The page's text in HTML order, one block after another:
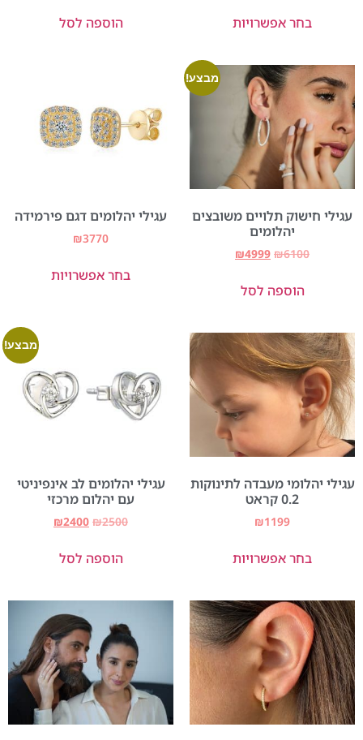
בחר אפשרויות הוספה לסל
מבצע!
עגילי חישוק תלויים משובצים
יהלומים
₪6100
₪4999
הוספה לסל
עגילי יהלומים דגם פירמידה
₪3770
בחר אפשרויות
עגילי יהלומי מעבדה לתינוקות
0.2 קראט
₪1199
בחר אפשרויות
מבצע!
עגילי יהלומים לב אינפיניטי
עם יהלום מרכזי
₪2500
₪2400
הוספה לסל